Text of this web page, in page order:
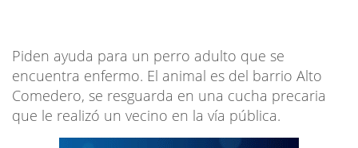
Piden ayuda para un perro adulto que se
encuentra enfermo. El animal es del barrio Alto
Comedero, se resguarda en una cucha precaria
que le realizó un vecino en la vía pública.